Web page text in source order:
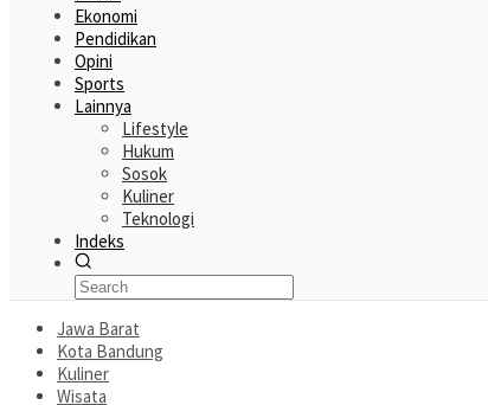
Ekonomi
Pendidikan
Opini
Sports
Lainnya
Lifestyle
Hukum
Sosok
Kuliner
Teknologi
Indeks
Jawa Barat
Kota Bandung
Kuliner
Wisata